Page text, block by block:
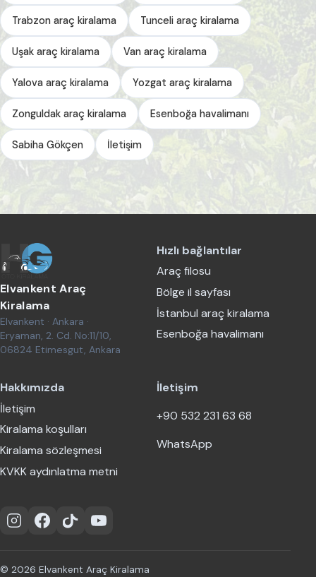
Trabzon araç kiralama Tunceli araç kiralama
Uşak araç kiralama Van araç kiralama
Yalova araç kiralama Yozgat araç kiralama
Zonguldak araç kiralama Esenboğa havalimanı
Sabiha Gökçen İletişim
Elvankent Araç
Kiralama
Elvankent · Ankara ·
Eryaman, 2. Cd. No:11/10,
06824 Etimesgut, Ankara
Hızlı bağlantılar
Araç filosu
Bölge il sayfası
İstanbul araç kiralama
Esenboğa havalimanı
Hakkımızda
İletişim
Kiralama koşulları
Kiralama sözleşmesi
KVKK aydınlatma metni
İletişim
+90 532 231 63 68
WhatsApp
InstagramFacebook
TikTokYouTube
© 2026 Elvankent Araç Kiralama